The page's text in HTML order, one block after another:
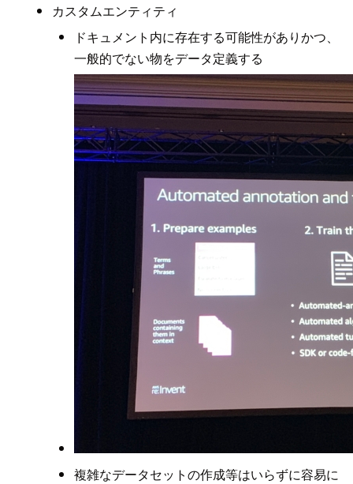
カスタムエンティティ
ドキュメント内に存在する可能性がありかつ、
一般的でない物をデータ定義する
複雑なデータセットの作成等はいらずに容易に